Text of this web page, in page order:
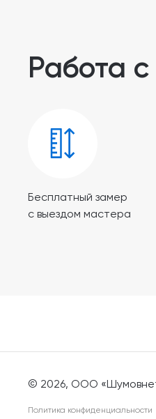
Работа
Бесплатный замер
с выездом мастера
© 2026, ООО
Политика конфиденциальности